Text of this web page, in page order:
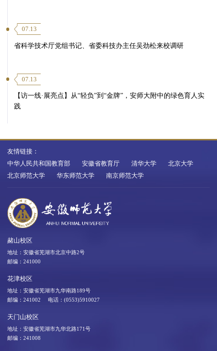
07.13
省科学技术厅党组书记、省委科技办主任吴劲松来校调研
07.13
【访一线·展亮点】从“轻负”到“金牌”，安师大附中的绿色育人实
践
友情链接：
中华人民共和国教育部
安徽省教育厅 清华大学
北京大学
北京师范大学
华东师范大学 南京师范大学
赭山校区
地址：安徽省芜湖市北京中路2号
邮编：241000
花津校区
地址：安徽省芜湖市九华南路189号
邮编：241002 电话：(0553)5910027
天门山校区
地址：安徽省芜湖市九华北路171号
邮编：241008